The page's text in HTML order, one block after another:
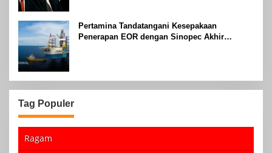
Pertamina Tandatangani Kesepakaan
Penerapan EOR dengan Sinopec Akhir
Tag Populer
Ragam